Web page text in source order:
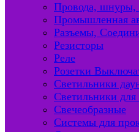
Провода, шнуры,
Промышленная
Разъемы,
Резисторы
Реле
Розетки
Светильники
Светильники
Свечеобразные
Системы для